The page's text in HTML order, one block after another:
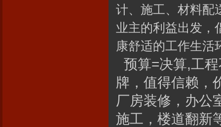
计、施工、材料配
业主的利益出发，
康舒适的工作生活
预算=决算,工
牌，值得信赖，
厂房装修，办公
施工，楼道翻新